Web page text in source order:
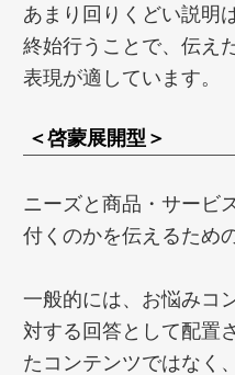
あまり回りくどい説明
終始行うことで、伝え
表現が適しています。
＜啓蒙展開型＞
ニーズと商品・サービ
付くのかを伝えるため
一般的には、お悩みコ
対する回答として配置
たコンテンツではなく